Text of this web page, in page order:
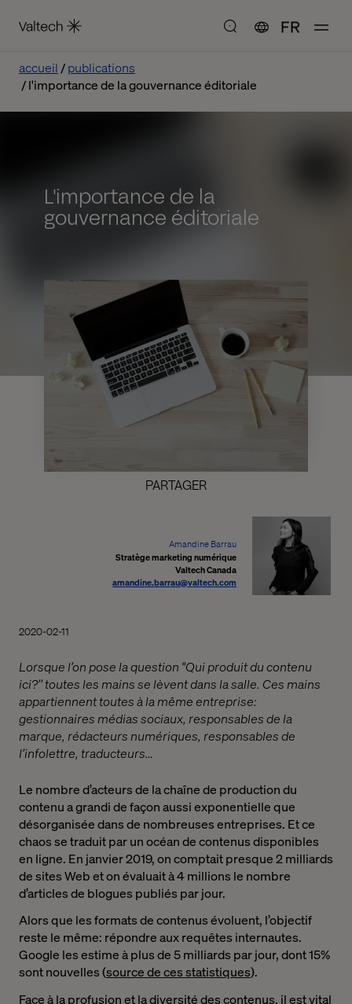
FR
accueil
publications
l'importance de la gouvernance éditoriale
L'importance de la
gouvernance éditoriale
PARTAGER
Amandine Barrau
Stratège marketing numérique
Valtech Canada
amandine.barrau@valtech.com
2020-02-11
Lorsque l’on pose la question "Qui produit du contenu
ici?’’ toutes les mains se lèvent dans la salle. Ces mains
appartiennent toutes à la même entreprise:
gestionnaires médias sociaux, responsables de la
marque, rédacteurs numériques, responsables de
l’infolettre, traducteurs…
Le nombre d’acteurs de la chaîne de production du
contenu a grandi de façon aussi exponentielle que
désorganisée dans de nombreuses entreprises. Et ce
chaos se traduit par un océan de contenus disponibles
en ligne. En janvier 2019, on comptait presque 2 milliards
de sites Web et on évaluait à 4 millions le nombre
d’articles de blogues publiés par jour.
Alors que les formats de contenus évoluent, l’objectif
reste le même: répondre aux requêtes internautes.
Google les estime à plus de 5 milliards par jour, dont 15%
sont nouvelles (source de ces statistiques).
Face à la profusion et la diversité des contenus, il est vital